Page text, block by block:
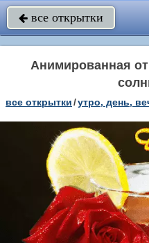
 все открытки
Анимированная
все открытки/утро, день,